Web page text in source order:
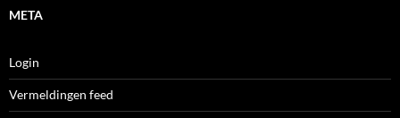
META
Login
Vermeldingen feed